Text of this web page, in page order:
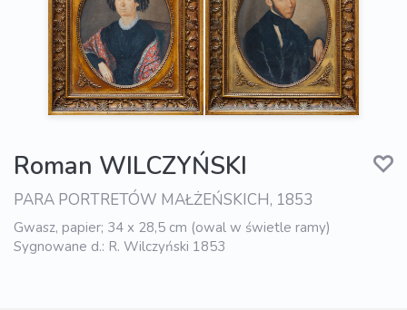
Roman WILCZYŃSKI
PARA PORTRETÓW MAŁŻEŃSKICH, 1853
Gwasz, papier; 34 x 28,5 cm (owal w świetle ramy)
Sygnowane d.: R. Wilczyński 1853